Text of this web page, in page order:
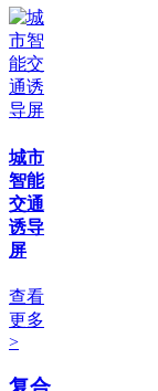
城市
智能
交通
诱导
屏
查看
更多
>